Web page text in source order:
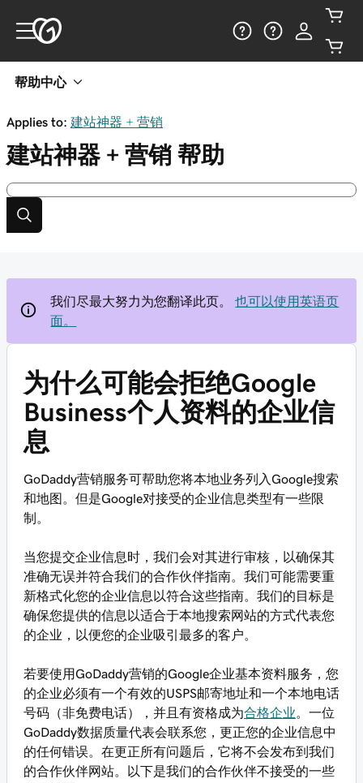
帮助中心
Applies to: 建站神器 + 营销
建站神器 + 营销 帮助
我们尽最大努力为您翻译此页。
也可以使用英语页
面。
为什么可能会拒绝Google
Business个人资料的企业信
息
GoDaddy营销服务可帮助您将本地业务列入Google搜索
和地图。但是Google对接受的企业信息类型有一些限
制。
当您提交企业信息时，我们会对其进行审核，以确保其
准确无误并符合我们的合作伙伴指南。我们可能需要重
新格式化您的企业信息以符合这些指南。我们的目标是
确保您提供的信息以适合于本地搜索网站的方式代表您
的企业，以便您的企业吸引最多的客户。
若要使用GoDaddy营销的Google企业基本资料服务，您
的企业必须有一个有效的USPS邮寄地址和一个本地电话
号码（非免费电话），并且有资格成为合格企业 。一位
GoDaddy数据质量代表会联系您，更正您的企业信息中
的任何错误。在更正所有问题后，它将不会发布到我们
的合作伙伴网站。以下是我们的合作伙伴不接受的一些